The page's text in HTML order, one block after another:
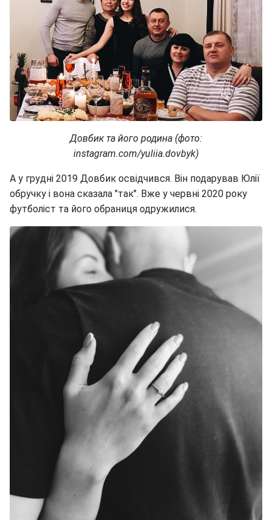
Довбик та його родина (фото:
instagram.com/yuliia.dovbyk)
А у грудні 2019 Довбик освідчився. Він подарував Юлії
обручку і вона сказала "так". Вже у червні 2020 року
футболіст та його обраниця одружилися.